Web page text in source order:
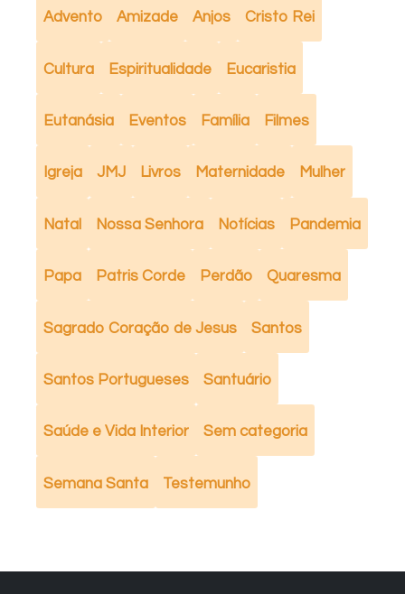
Advento Amizade Anjos Cristo Rei
Cultura Espiritualidade Eucaristia
Eutanásia Eventos Família Filmes
Igreja JMJ Livros Maternidade Mulher
Natal Nossa Senhora Notícias Pandemia
Papa Patris Corde Perdão Quaresma
Sagrado Coração de Jesus Santos
Santos Portugueses Santuário
Saúde e Vida Interior Sem categoria
Semana Santa Testemunho